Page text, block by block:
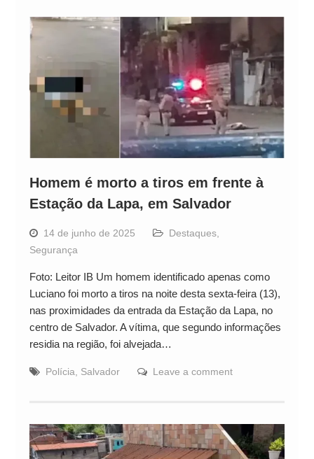
Homem é morto a tiros em frente à
Estação da Lapa, em Salvador
14 de junho de 2025 Destaques,
Segurança
Foto: Leitor IB Um homem identificado apenas como
Luciano foi morto a tiros na noite desta sexta-feira (13),
nas proximidades da entrada da Estação da Lapa, no
centro de Salvador. A vítima, que segundo informações
residia na região, foi alvejada…
Polícia, Salvador Leave a comment